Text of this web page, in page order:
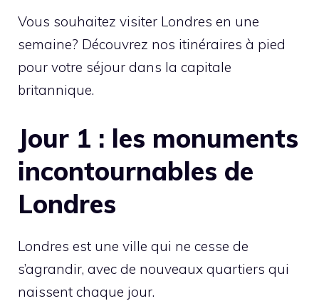
Vous souhaitez visiter Londres en une
semaine? Découvrez nos itinéraires à pied
pour votre séjour dans la capitale
britannique.
Jour 1 : les monuments
incontournables de
Londres
Londres est une ville qui ne cesse de
s’agrandir, avec de nouveaux quartiers qui
naissent chaque jour.